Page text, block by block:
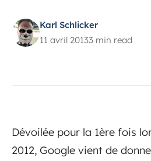
Karl Schlicker
11 avril 20133 min read
Dévoilée pour la 1ère fois
2012, Google vient de